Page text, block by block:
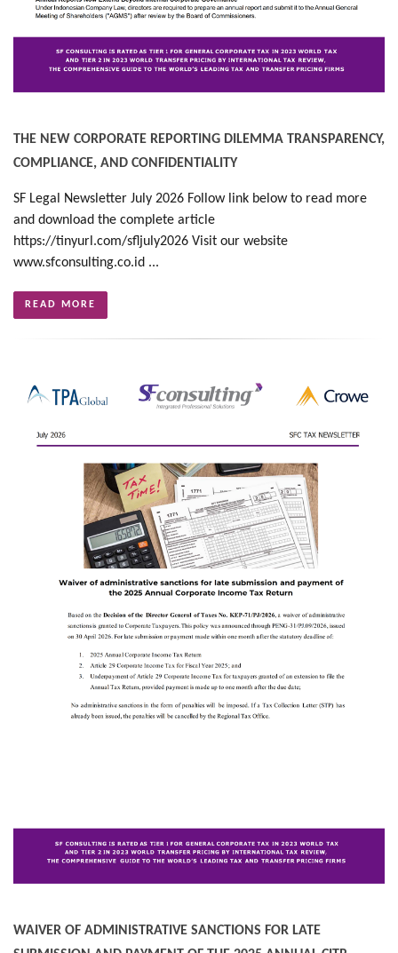
THE NEW CORPORATE REPORTING DILEMMA TRANSPARENCY,
COMPLIANCE, AND CONFIDENTIALITY
SF Legal Newsletter July 2026 Follow link below to read more
and download the complete article
https://tinyurl.com/sfljuly2026 Visit our website
www.sfconsulting.co.id ...
READ MORE
WAIVER OF ADMINISTRATIVE SANCTIONS FOR LATE